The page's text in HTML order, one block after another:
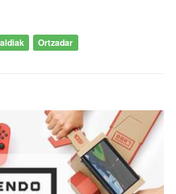
Ortzadar